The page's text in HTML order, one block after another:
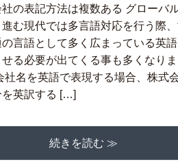
の表記方法は複数ある グローバ
進む現代では多言語対応を行う際
言語として多く広まっている英語
る必要が出てくる事も多くなりま
社名を英語で表現する場合、株式
を英訳する […]
続きを読む ≫